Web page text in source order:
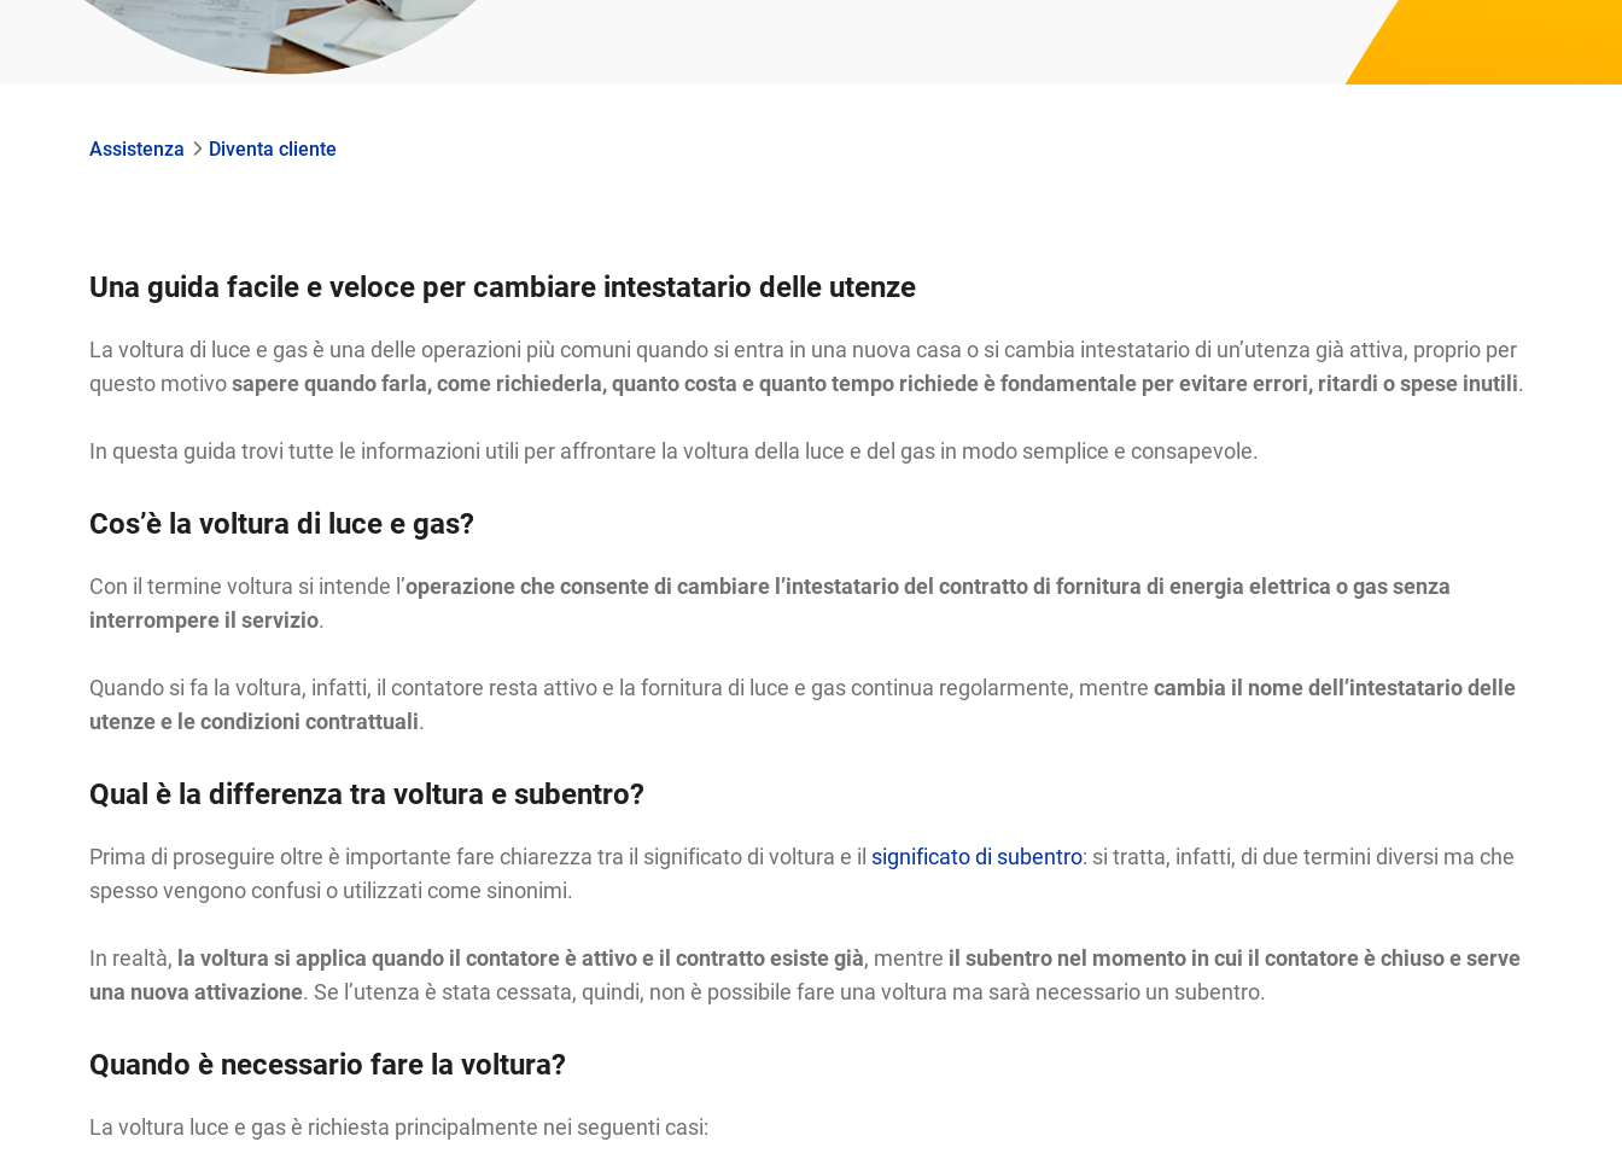
Assistenza Diventa cliente
Una guida facile e veloce per cambiare intestatario delle utenze
La voltura di luce e gas è una delle operazioni più comuni quando si entra in una nuova casa o si cambia intestatario di un’utenza già attiva, proprio per
questo motivosapere quando farla, come richiederla, quanto costa e quanto tempo richiede è fondamentale per evitare errori, ritardi o spese inutili.
In questa guida trovi tutte le informazioni utili per affrontare la voltura della luce e del gas in modo semplice e consapevole.
Cos’è la voltura di luce e gas?
Con il termine voltura si intende l’operazione che consente di cambiare l’intestatario del contratto di fornitura di energia elettrica o gassenza
interrompere il servizio.
Quando si fa la voltura, infatti, il contatore resta attivo e la fornitura di luce e gas continua regolarmente, mentre cambia il nome dell’intestatario delle
utenze e le condizioni contrattuali.
Qual è la differenza tra voltura e subentro?
Prima di proseguire oltre è importante fare chiarezza tra il significato di voltura e il significato di subentro: si tratta, infatti, di due termini diversi ma che
spesso vengono confusi o utilizzati come sinonimi.
In realtà, la voltura si applica quando il contatore è attivo e il contratto esiste già, mentre il subentro nel momento in cui il contatore è chiuso e serve
una nuova attivazione. Se l’utenza è stata cessata, quindi, non è possibile fare una voltura ma sarà necessario un subentro.
Quando è necessario fare la voltura?
La voltura luce e gas è richiesta principalmente nei seguenti casi: